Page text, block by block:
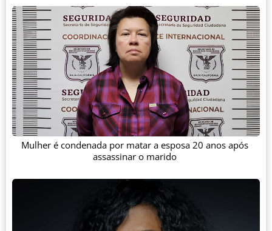
Mulher é condenada por matar a esposa 20 anos após
assassinar o marido